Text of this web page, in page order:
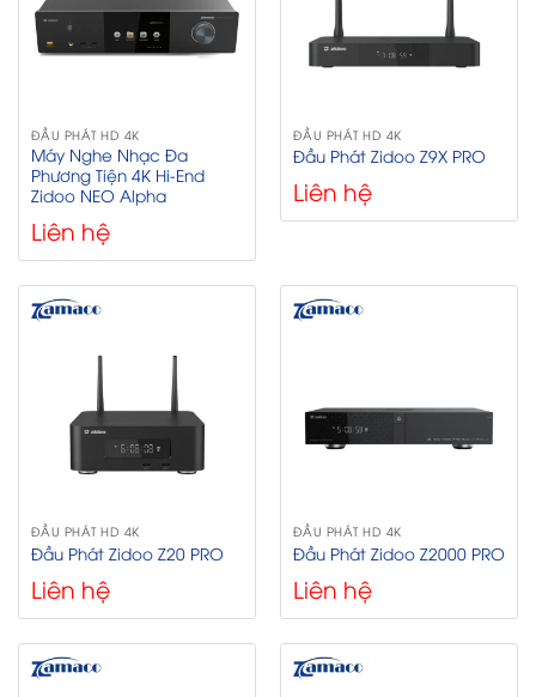
ĐẦU PHÁT HD 4K
Máy Nghe Nhạc Đa
Phương Tiện 4K Hi-End
Zidoo NEO Alpha
Liên hệ
ĐẦU PHÁT HD 4K
Đầu Phát Zidoo Z9X PRO
Liên hệ
ĐẦU PHÁT HD 4K
Đầu Phát Zidoo Z20 PRO
Liên hệ
ĐẦU PHÁT HD 4K
Đầu Phát Zidoo Z2000 PRO
Liên hệ